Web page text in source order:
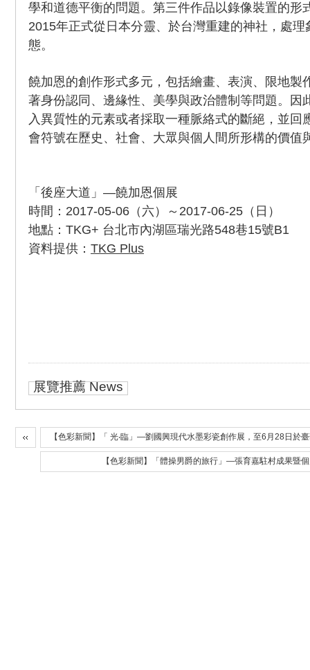
學和道德平衡的問題。第三件作品以錄像裝置的形
2015年正式從日本分靈、於台灣重建的神社，處
態。
饒加恩的創作形式多元，包括繪畫、表演、限地製
著身份認同、邊緣性、美學與政治體制等問題。因
入異質性的元素或者採取一種脈絡式的斷絕，並回
會符號在歷史、社會、大眾與個人間所形構的價值
「後座大道」—饒加恩個展
時間：2017-05-06（六）～2017-06-25（日）
地點：TKG+ 台北市內湖區瑞光路548巷15號B1
資料提供： TKG Plus
展覽推薦 News
【色彩新聞】「 光‧臨」—劉國興現代水墨彩瓷創作展，至6月28日於
【色彩新聞】「體操男爵的旅行」—張育嘉駐村成果暨